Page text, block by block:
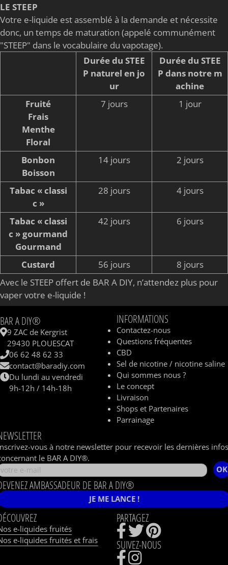
LE STEEP
Votre e-liquide est assemblé à la demande et nécessite
donc, un temps de maturation (appelé communément
"STEEP" dans le vocabulaire du vapotage).
Durée du STEE
P naturel en jo
ur
Durée du STEE
P dans notre m
achine
Fruité
Frais
Menthe
Floral
7 jours 1 jour
Bonbon
Boisson
14 jours 2 jours
Tabac « classi
c »
28 jours 4 jours
Tabac « classi
c » gourmand
Gourmand
42 jours 6 jours
Custard 56 jours
8 jours
Avec le STEEP offert de BAR A DIY, n’attendez plus pour
vaper votre e-liquide !
BAR A DIY®
9 ZAC de Kergrist
29430 PLOUESCAT
06 62 48 62 33
contact@baradiy.com
Du lundi au vendredi
9h-12h / 14h-18h
INFORMATIONS
Contactez-nous
Questions fréquentes
CBD
Sel de nicotine / nicotine saline
Qui sommes nous ?
Le concept
Livraison
Shops et Partenaires
Parrainage
vous à notre newsletter pour recevoir les dernières
le BAR A DIY®.
OK
AMBASSADEUR DE BAR A DIY®
JE ME LANCE !
e-liquides fruités
e-liquides fruités et frais
PARTAGEZ
SUIVEZ-NOUS